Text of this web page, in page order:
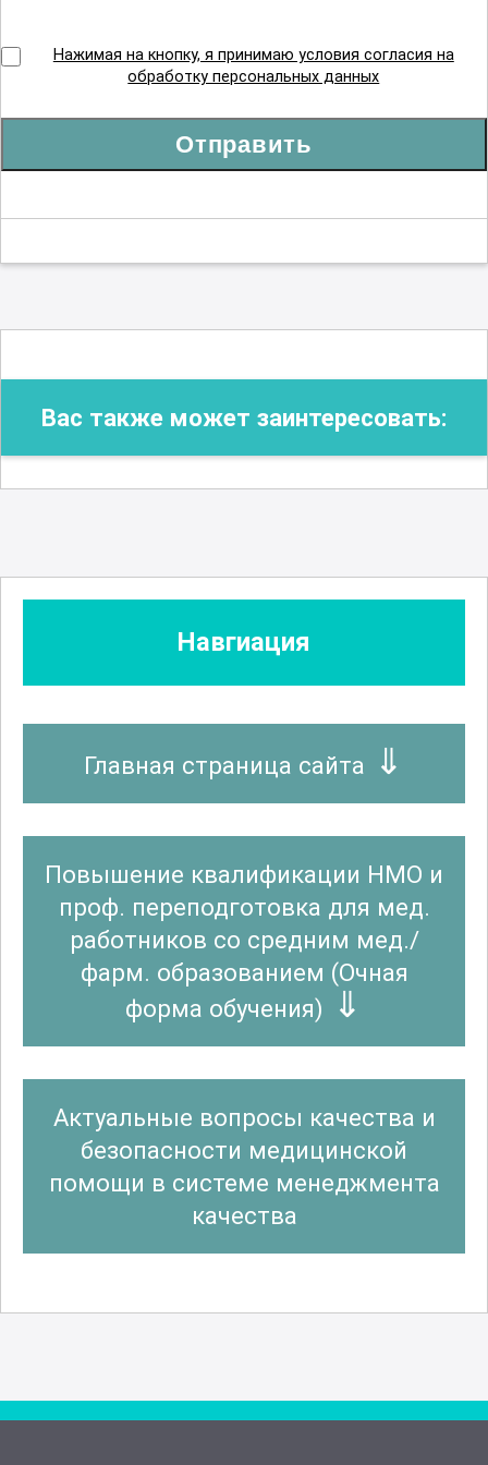
Сестринское дело в педиатрии
Стоматология
Стоматология ортопедическая
Судебно-медицинская экспертиза
Физиотерапия
Функциональная диагностика
Энтомология
Нажимая на кнопку, я принимаю условия согласия на
обработку персональных данных
Отправить
Вас также может заинтересовать:
Навгиация
Главная страница сайта
Повышение квалификации НМО и
проф. переподготовка для мед.
работников со средним мед./
фарм. образованием (Очная
форма обучения)
Актуальные вопросы качества и
безопасности медицинской
помощи в системе менеджмента
качества